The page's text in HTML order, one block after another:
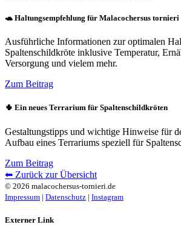
🐢 Haltungsempfehlung für Malacochersus tornieri
Ausführliche Informationen zur optimalen
Spaltenschildkröte inklusive Temperatur,
Versorgung und vielem mehr.
Zum Beitrag
🌵 Ein neues Terrarium für Spaltenschildkröten
Gestaltungstipps und wichtige Hinweise für
Aufbau eines Terrariums speziell für
Zum Beitrag
⬅ Zurück zur Übersicht
© 2026 malacochersus-tornieri.de
Impressum | Datenschutz | Instagram
Externer Link